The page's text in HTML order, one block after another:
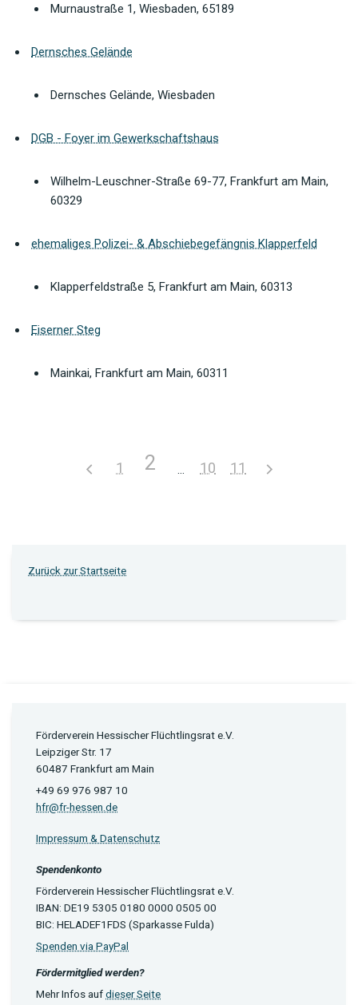
Murnaustraße 1, Wiesbaden, 65189
Dernsches Gelände
Dernsches Gelände, Wiesbaden
DGB - Foyer im Gewerkschaftshaus
Wilhelm-Leuschner-Straße 69-77, Frankfurt am Main,
60329
ehemaliges Polizei- & Abschiebegefängnis Klapperfeld
Klapperfeldstraße 5, Frankfurt am Main, 60313
Eiserner Steg
Mainkai, Frankfurt am Main, 60311
1 2 10 11
Zurück zur Startseite
Förderverein Hessischer Flüchtlingsrat e.V.
Leipziger Str. 17
60487 Frankfurt am Main
+49 69 976 987 10
hfr@fr-hessen.de
Impressum & Datenschutz
Spendenkonto
Förderverein Hessischer Flüchtlingsrat e.V.
IBAN: DE19 5305 0180 0000 0505 00
BIC: HELADEF1FDS (Sparkasse Fulda)
Spenden via PayPal
Fördermitglied werden?
Mehr Infos aufdieser Seite